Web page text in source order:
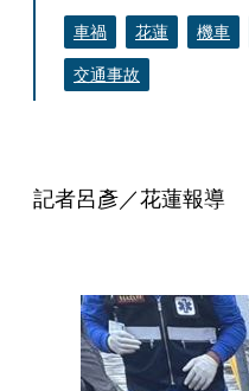
車禍 花蓮 機車
交通事故
記者呂彥／花蓮報導